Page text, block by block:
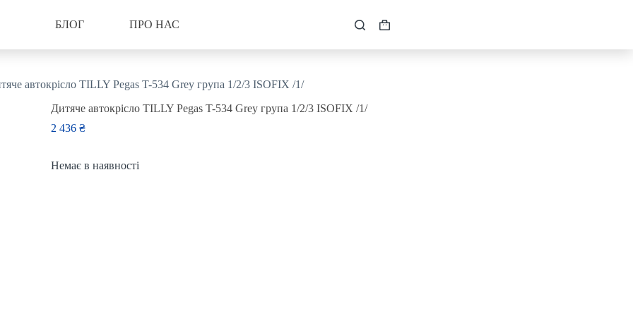
БЛОГ ПРО НАС Кошик
автокрісло TILLY Pegas T-534 Grey група 1/2/3 ISOFIX /1/
Дитяче автокрісло TILLY Pegas T-534 Grey група 1/2/3 ISOFIX /1/
2 436 ₴
Немає в наявності